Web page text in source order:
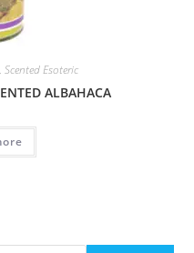
Scented Esoteric
ALBAHACA